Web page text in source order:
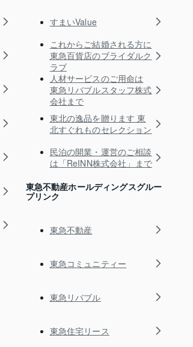
すまいValue
これからご結婚される方に
東急百貨店のブライダルク
ラブ
人材サービスのご用命は
東急リバブルスタッフ株式
会社まで
東北の逸品を贈ります 東
北すぐれものセレクション
民泊の開業・運営のご相談
は「ReINN株式会社」まで
東急不動産ホールディングスグルー
プリンク
東急不動産
東急コミュニティー
東急リバブル
東急住宅リース